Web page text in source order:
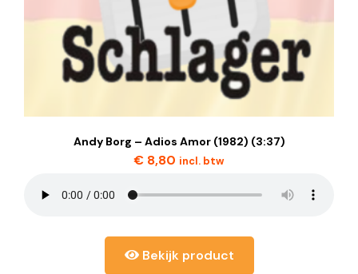
Andy Borg – Adios Amor (1982) (3:37)
€ 8,80 incl. btw
Bekijk product